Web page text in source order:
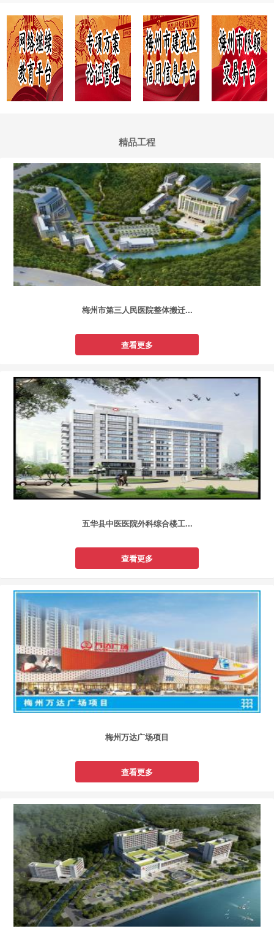
精品工程
梅州市第三人民医院整体搬迁...
查看更多
五华县中医医院外科综合楼工...
查看更多
梅州万达广场项目
查看更多